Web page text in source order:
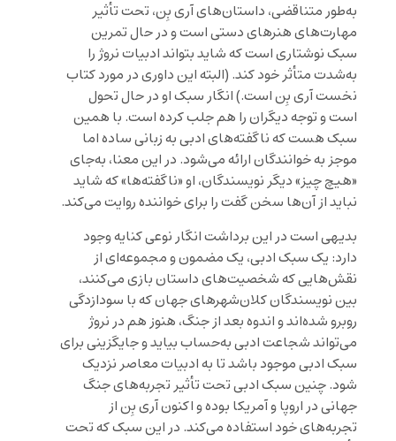
به‌طور متناقضی، داستان‌های آری بِن، تحت تأثیر
مهارت‌های هنرهای دستی است و در حال تمرین
سبک نوشتاری است که شاید بتواند ادبیات نروژ را
به‌شدت متأثر خود کند. (البته این داوری در مورد کتاب
نخست آری بِن است.) انگار سبک او در حال تحول
است و توجه دیگران را هم جلب کرده است. با همین
سبک هست که ناگفته‌های ادبی به زبانی ساده اما
موجز به خوانندگان ارائه می‌شود. در این معنا، به‌جای
«هیچ چیز» دیگر نویسندگان، او «ناگفته‌ها» که شاید
نباید از آن‌ها سخن گفت را برای خواننده روایت می‌کند.
بدیهی است در این برداشت انگار نوعی کنایه وجود
دارد: یک سبک ادبی، یک مضمون و مجموعه‌ای از
نقش‌هایی که شخصیت‌های داستان بازی می‌کنند،
بین نویسندگان کلان‌شهرهای جهان که با سودازدگی
روبرو شده‌اند و اندوه بعد از جنگ، هنوز هم در نروژ
می‌تواند شجاعت ادبی به‌حساب بیاید و جایگزینی برای
سبک ادبی موجود باشد تا به ادبیات معاصر نزدیک
شود. چنین سبک ادبی تحت تأثیر تجربه‌های جنگ
جهانی در اروپا و آمریکا بوده و اکنون آری بِن از
تجربه‌های خود استفاده می‌کند. در این سبک که تحت